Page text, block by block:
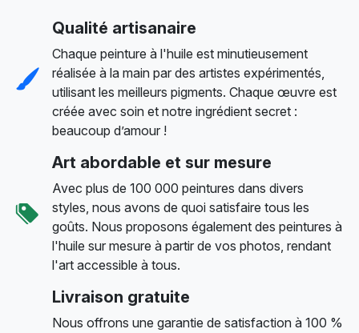
Qualité artisanaire
Chaque peinture à l'huile est minutieusement
réalisée à la main par des artistes expérimentés,
utilisant les meilleurs pigments. Chaque œuvre est
créée avec soin et notre ingrédient secret :
beaucoup d’amour !
Art abordable et sur mesure
Avec plus de 100 000 peintures dans divers
styles, nous avons de quoi satisfaire tous les
goûts. Nous proposons également des peintures à
l'huile sur mesure à partir de vos photos, rendant
l'art accessible à tous.
Livraison gratuite
Nous offrons une garantie de satisfaction à 100 %